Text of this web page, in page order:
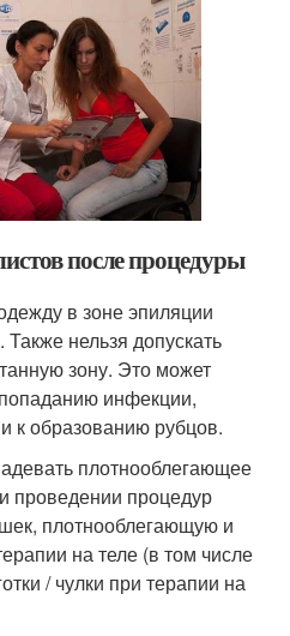
после процедуры
в зоне эпиляции
нельзя допускать
зону. Это может
инфекции,
к образованию рубцов.
плотнооблегающее
проведении процедур
плотнооблегающую и
на теле (в том числе
/ чулки при терапии на